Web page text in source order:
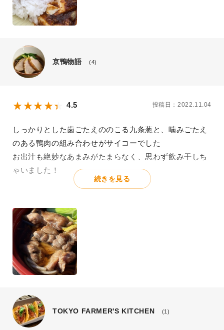
京鴨物語 (4)
4.5 投稿日：2022.11.04
しっかりとした歯ごたえののこる九条葱と、噛みごたえ
のある鴨肉の組み合わせがサイコーでした
お出汁も絶妙なあまみがたまらなく、思わず飲み干しち
ゃいました！
続きを見る
TOKYO FARMER'S KITCHEN (1)